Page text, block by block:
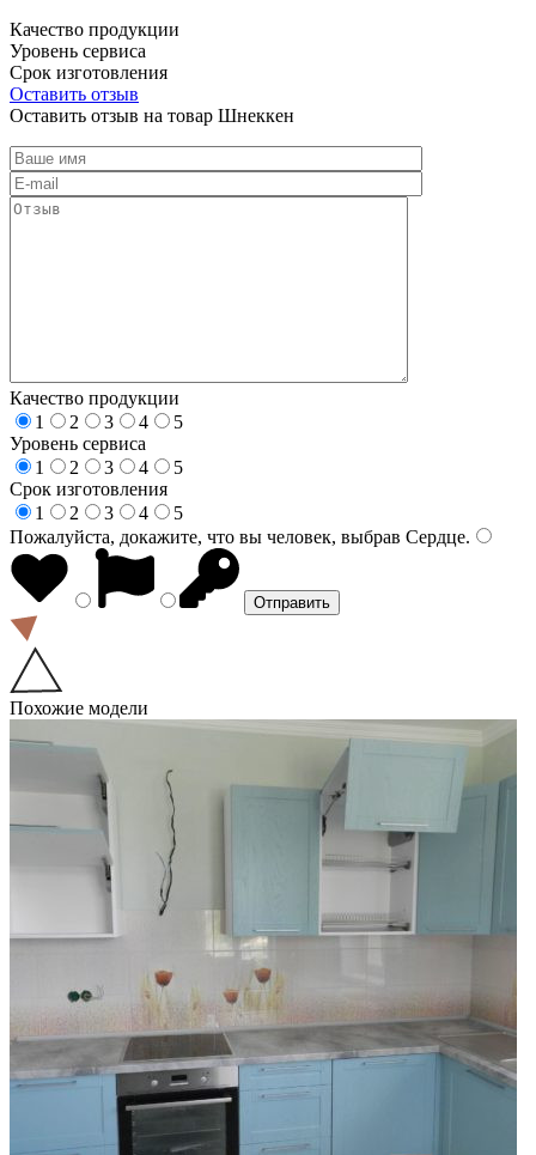
Качество продукции
Уровень сервиса
Срок изготовления
Оставить отзыв
Оставить отзыв на товар Шнеккен
Качество продукции
1
2 3 4
5
Уровень сервиса
1
2 3 4
5
Срок изготовления
1
2 3 4
5
Пожалуйста, докажите, что вы человек, выбрав Сердце.
Похожие модели